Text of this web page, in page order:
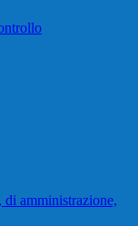
amministrazione,